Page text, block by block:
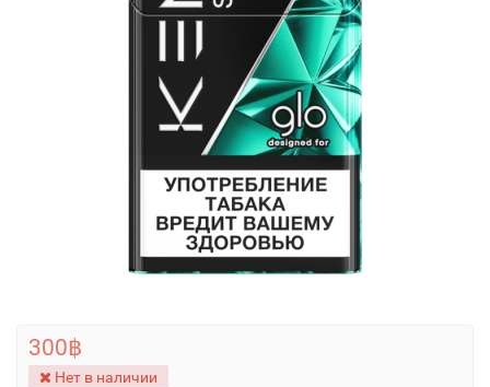
300฿
Нет в наличии